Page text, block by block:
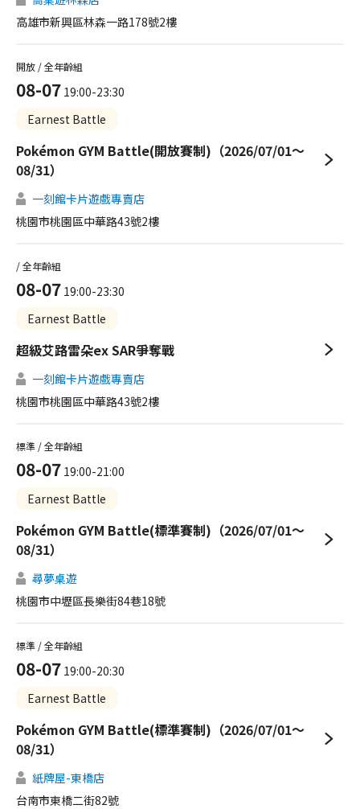
高雄市新興區林森一路178號2樓
08-07 19:00-23:30
Earnest Battle
開放 / 全年齡組
Pokémon GYM Battle(開放賽制)（2026/07/01～
08/31）
一刻館卡片遊戲專賣店
桃園市桃園區中華路43號2樓
08-07 19:00-23:30
Earnest Battle
/ 全年齡組
超級艾路雷朵ex SAR爭奪戰
一刻館卡片遊戲專賣店
桃園市桃園區中華路43號2樓
08-07 19:00-21:00
Earnest Battle
標準 / 全年齡組
Pokémon GYM Battle(標準賽制)（2026/07/01～
08/31）
尋夢桌遊
桃園市中壢區長樂街84巷18號
08-07 19:00-20:30
Earnest Battle
標準 / 全年齡組
Pokémon GYM Battle(標準賽制)（2026/07/01～
08/31）
紙牌屋-東橋店
台南市東橋二街82號